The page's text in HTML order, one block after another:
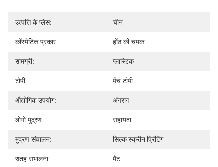
उत्पत्ति के प्लेस: चीन
कॉस्मेटिक प्रकार: होंठ की चमक
सामग्री: प्लास्टिक
टोपी: पेंच टोपी
औद्योगिक उपयोग: अंगराग
लोगो मुद्रण: सहायता
मुद्रण संचालन: सिल्क स्क्रीन प्रिंटिंग
सतह संभालना: मैट